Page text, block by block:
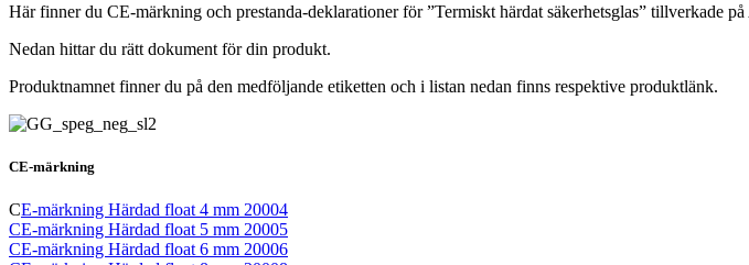
Här finner du CE-märkning och prestanda-deklarationer för ”Termiskt härdat säkerhetsglas” tillverkade
Nedan hittar du rätt dokument för din produkt.
Produktnamnet finner du på den medföljande etiketten och i listan nedan finns respektive produktlänk.
CE-märkning
CE-märkning Härdad float 4 mm 20004
CE-märkning Härdad float 5 mm 20005
CE-märkning Härdad float 6 mm 20006